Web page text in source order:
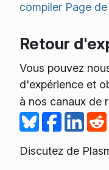
compiler Page
Retour
Vous pouvez
d'expérience et
à nos canaux de
Discutez de